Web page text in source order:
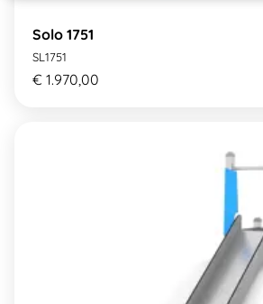
Solo 1751
SL1751
€ 1.970,00